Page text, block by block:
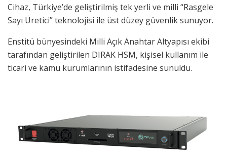
Cihaz, Türkiye’de geliştirilmiş tek yerli ve milli “Rasgele
Sayı Üretici” teknolojisi ile üst düzey güvenlik sunuyor.
Enstitü bünyesindeki Milli Açık Anahtar Altyapısı ekibi
tarafından geliştirilen DIRAK HSM, kişisel kullanım ile
ticari ve kamu kurumlarının istifadesine sunuldu.